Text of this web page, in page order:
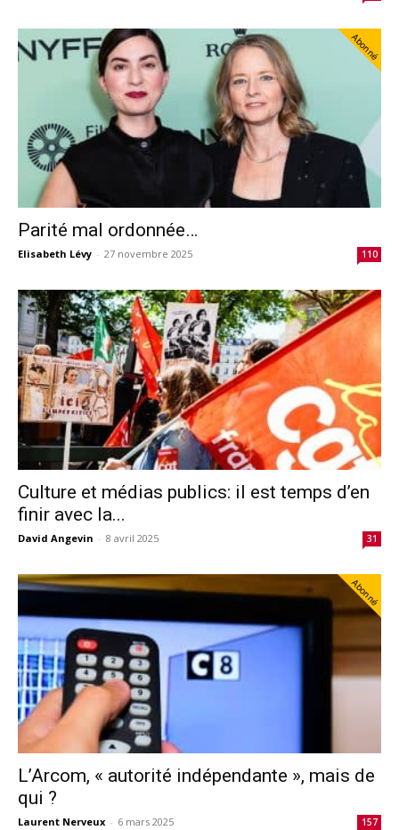
Abonné
Parité mal ordonnée…
Elisabeth Lévy - 27 novembre 2025 110
Culture et médias publics: il est temps d’en
finir avec la...
David Angevin - 8 avril 2025 31
Abonné
L’Arcom, « autorité indépendante », mais de
qui ?
Laurent Nerveux - 6 mars 2025 157